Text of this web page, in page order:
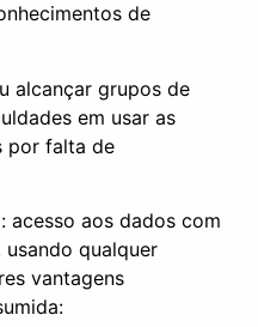
de
alcançar grupos de
em usar as
por falta de
acesso aos dados com
usando qualquer
vantagens